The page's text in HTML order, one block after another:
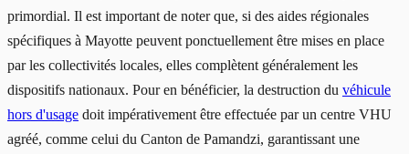
primordial. Il est important de noter que, si des aides régionales
spécifiques à Mayotte peuvent ponctuellement être mises en place
par les collectivités locales, elles complètent généralement les
dispositifs nationaux. Pour en bénéficier, la destruction du véhicule
hors d'usage doit impérativement être effectuée par un centre VHU
agréé, comme celui du Canton de Pamandzi, garantissant une